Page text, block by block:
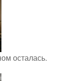
осталась.